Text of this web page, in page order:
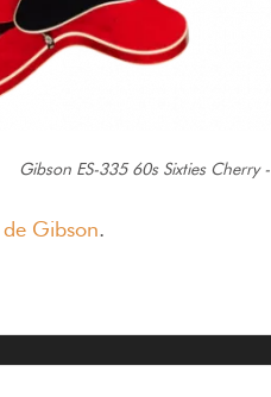
Gibson ES-335 60s Sixties Cherry -
de Gibson.